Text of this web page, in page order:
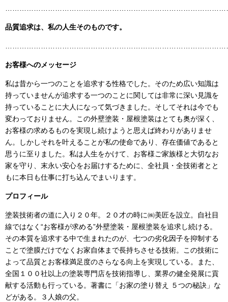
品質追求は、私の人生そのものです。
お客様へのメッセージ
私は昔から一つのことを追求する性格でした。そのため広い知識は
持っていませんが追求する一つのことに関しては非常に深い見識を
持っていることに大人になって気づきました。そしてそれは今でも
変わっておりません。この外壁塗装・屋根塗装はとても奥が深く、
お客様の求めるものを実現し続けようと思えば終わりがありませ
ん。しかしそれを叶えることが私の使命であり、存在価値であると
思うに至りました。私は人生をかけて、お客様ご家族様と大切なお
家を守り、末永い安心をお届けするために、全社員・全技術者とと
もに本日も仕事に打ち込んでまいります。
プロフィール
塗装技術者の道に入り２０年。２０才の時に㈱美匠を設立。自社目
線ではなく“お客様が求める”外壁塗装・屋根塗装を追求し続ける。
その本質を追求する中で生まれたのが、七つの劣化因子を抑制する
ことで塗膜だけでなくお家自体まで長持ちさせる技術。この技術に
よって品質とお客様満足度のさらなる向上を実現している。また、
全国１００社以上の塗装専門店を技術指導し、業界の健全発展に貢
献する活動も行っている。著書に「お家の塗り替え ５つの秘訣」な
どがある。３人娘の父。